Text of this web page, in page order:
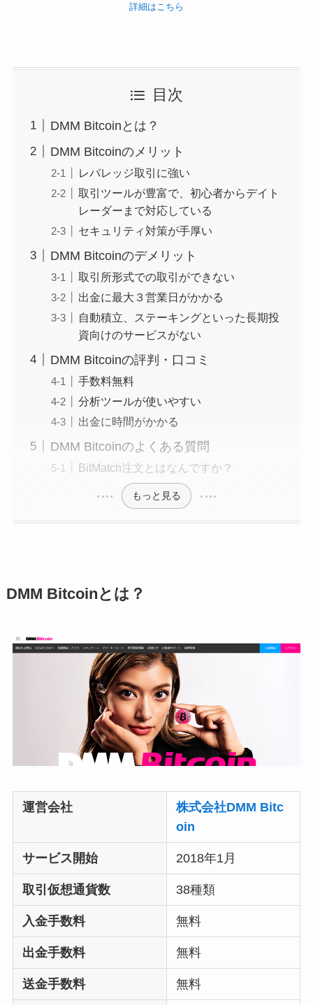
詳細はこちら
目次
DMM Bitcoinとは？
DMM Bitcoinのメリット
レバレッジ取引に強い
取引ツールが豊富で、初心者からデイト
レーダーまで対応している
セキュリティ対策が手厚い
DMM Bitcoinのデメリット
取引所形式での取引ができない
出金に最大３営業日がかかる
自動積立、ステーキングといった長期投
資向けのサービスがない
DMM Bitcoinの評判・口コミ
手数料無料
分析ツールが使いやすい
出金に時間がかかる
DMM Bitcoinのよくある質問
BitMatch注文とはなんですか？
もっと見る
DMM Bitcoinとは？
運営会社
株式会社DMM Bitc
oin
サービス開始 2018年1月
取引仮想通貨数 38種類
入金手数料 無料
出金手数料 無料
送金手数料 無料